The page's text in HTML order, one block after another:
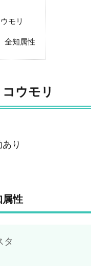
モリ
知属性
ウモリ
り
性
タ